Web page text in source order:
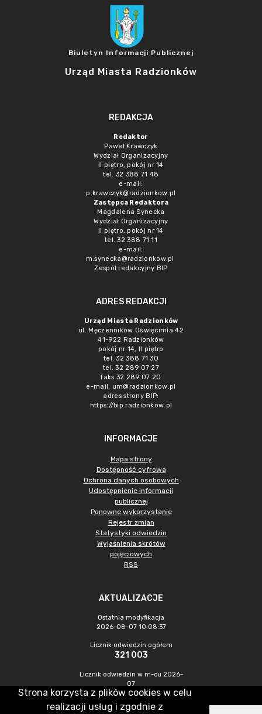
Biuletyn Informacji Publicznej
Urząd Miasta Radzionków
REDAKCJA
Redaktor
Paweł Krawczyk
Wydział Organizacyjny
II piętro, pokój nr 14
tel. 32 388 71 48
e-mail:
p.krawczyk@radzionkow.pl
Zastępca Redaktora
Magdalena Synecka
Wydział Organizacyjny
II piętro, pokój nr 14
tel. 32 388 71 11
e-mail:
m.synecka@radzionkow.pl
Zespół redakcyjny BIP
ADRES REDAKCJI
Urząd Miasta Radzionków
ul. Męczenników Oświęcimia 42
41-922 Radzionków
pokój nr 14, II piętro
tel. 32 388 71 30
tel. 32 289 07 27
faks 32 289 07 20
e-mail: um@radzionkow.pl
adres strony BIP:
https://bip.radzionkow.pl
INFORMACJE
Mapa strony
Dostępność cyfrowa
Ochrona danych osobowych
Udostępnienie informacji
publicznej
Ponowne wykorzystanie
Rejestr zmian
Statystyki odwiedzin
Wyjaśnienia skrótów
pojęciowych
RSS
AKTUALIZACJE
Ostatnia modyfikacja
2026-08-07 10:08:37
Licznik odwiedzin ogółem
321 003
Licznik odwiedzin w m-cu 2026-
07
1 062
Strona korzysta z plików cookies w celu
realizacji usług i zgodnie z